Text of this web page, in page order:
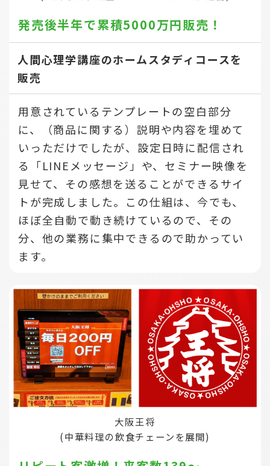
発売後半年で累積5000万円販売！
人間心理学講座のホームスタディコースを
販売
用意されているテンプレートの空白部分
に、（商品に関する）説明や内容を埋めて
いっただけでしたが、設定日時に配信され
る「LINEメッセージ」や、セミナー映像を
見せて、その感想を送ることができるサイ
トが完成しました。この仕組は、今でも、
ほぼ全自動で動き続けているので、その
分、他の業務に集中できるので助かってい
ます。
大阪王将
(中華料理の飲食チェーンを展開)